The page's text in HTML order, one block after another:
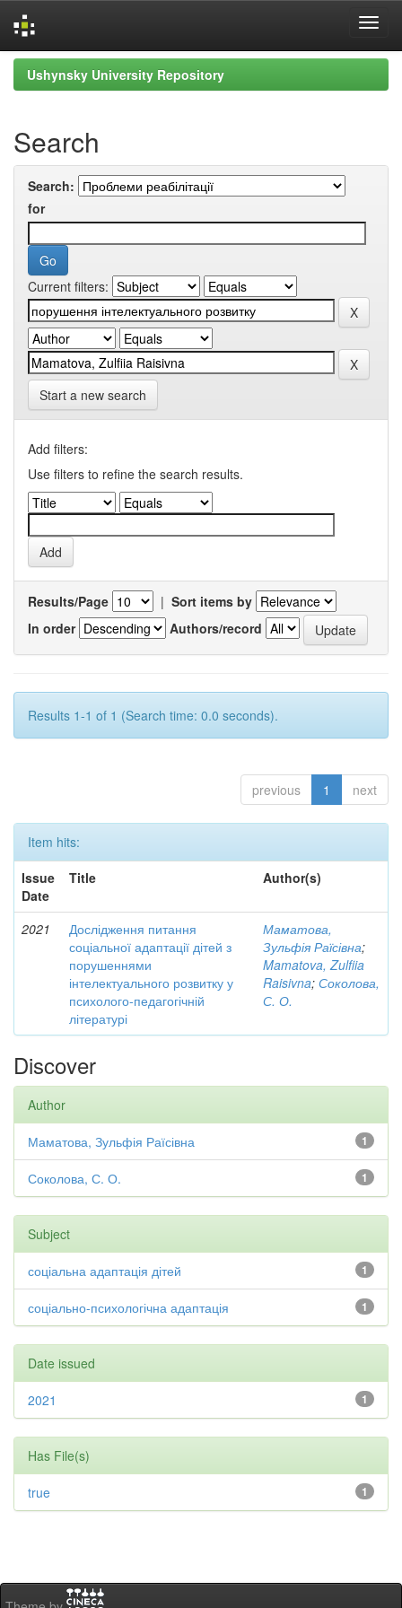
Skip
navigation
Ushynsky University Repository
Search
Search:
for
Current filters:
Start a new search
Add filters:
Use filters to refine the search results.
Results/Page | Sort items by
In order
Authors/record
Results 1-1 of 1 (Search time: 0.0 seconds).
previous 1 next
Item hits:
Issue
Date
Title Author(s)
2021
Дослідження питання
соціальної адаптації дітей з
порушеннями
інтелектуального розвитку у
психолого-педагогічній
літературі
Маматова,
Зульфія Раїсівна;
Mamatova, Zulfiia
Raisivna; Соколова,
С. О.
Discover
Author
1
Маматова, Зульфія Раїсівна
1
Соколова, С. О.
Subject
1
соціальна адаптація дітей
1
соціально-психологічна адаптація
Date issued
1
2021
Has File(s)
1
true